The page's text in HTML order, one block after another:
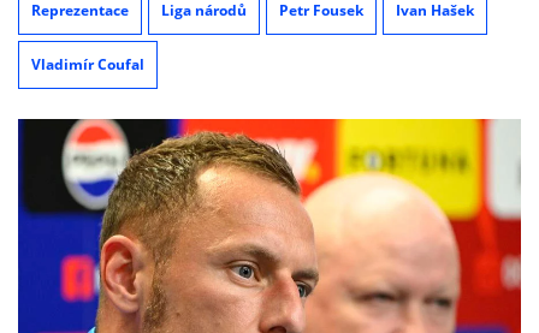
Reprezentace Liga národů Petr Fousek Ivan Hašek
Vladimír Coufal